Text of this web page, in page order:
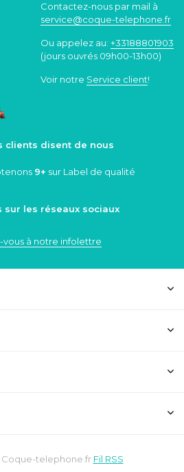
Contactez-nous par mail à
service@coque-telephone.fr
Ou appelez au: +33188801903
(jours ouvrés 09h00-13h00)
Voir notre Service client!
clients disent de nous
9+ sur Label de qualité
sur les réseaux sociaux
vous à notre infolettre
Coque-telephone.fr Fil RSS